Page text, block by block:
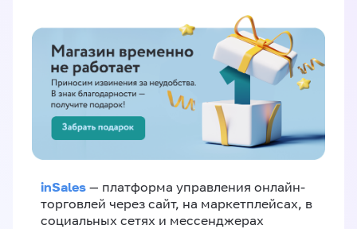
inSales — платформа управления онлайн-
торговлей через сайт, на маркетплейсах, в
социальных сетях и мессенджерах